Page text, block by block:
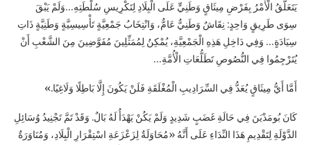
يَتَعَلَّقُ الْأَمْرُ بِفَرْضِ مِيثَاقٍ وَطَنِيٍّ عَلَى الْبِلَادِ لِتَكْرِيسِ سُلْطَتِهِ…وَلَمْ يَبْقَ
سِوَى طَرِيقٍ وَاحِدٍ: نِقَاشٌ وَطَنِيٌّ عَامٌّ، وَانْتِخَابُ جَمْعِيَّةٍ تَأْسِيسِيَّةٍ وَطَنِيَّةٍ ذَاتِ
سِيَادَةٍ… وَفِي دَاخِلِ هَذِهِ الْجَمْعِيَّةِ، يُمْكِنُ لِمُمَثِّلِينَ مُفَوَّضِينَ مِنَ الشَّعْبِ أَنْ
يُتَرْجِمُوا فِي النُّصُوصِ تَطَلُّعَاتِ الْأُمَّةِ…
أَمَّا أَيُّ مِيثَاقٍ يُعَدُّ فِي السِّرَادِيبِ الْمُغْلَقَةِ فَلَنْ يَكُونَ إِلَّا بَاطِلًا وَلَاغِيًا.»
كَانَ بُومَدْيَنَ فِي حَالَةِ غَضَبٍ شَدِيدٍ وَلَمْ يَكُنْ يَهْدَأُ لَهُ بَالٌ. وَقَدْ تَمَّ تَجْنِيدُ وُسَائِلِ
الدَّوْلَةِ لِتَقْدِيمِ هَذَا النِّدَاءِ عَلَى أَنَّهُ «مُحَاوَلَةٌ لِزَعْزَعَةِ اسْتِقْرَارِ الْبِلَادِ، وَمُنَاوَرَةٌ